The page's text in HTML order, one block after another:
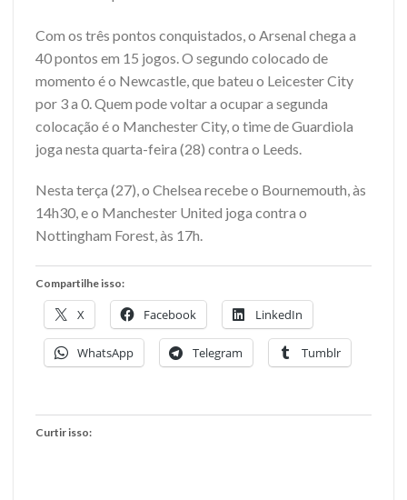
Com os três pontos conquistados, o Arsenal chega a
40 pontos em 15 jogos. O segundo colocado de
momento é o Newcastle, que bateu o Leicester City
por 3 a 0. Quem pode voltar a ocupar a segunda
colocação é o Manchester City, o time de Guardiola
joga nesta quarta-feira (28) contra o Leeds.
Nesta terça (27), o Chelsea recebe o Bournemouth, às
14h30, e o Manchester United joga contra o
Nottingham Forest, às 17h.
Compartilhe isso:
X Facebook LinkedIn
WhatsApp Telegram Tumblr
Curtir isso: